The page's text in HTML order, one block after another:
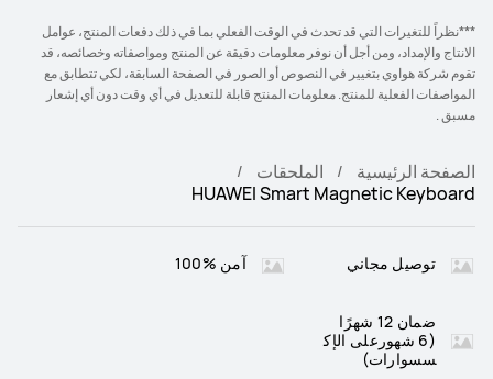
***نظراً للتغيرات التي قد تحدث في الوقت الفعلي بما في ذلك دفعات المنتج، عوامل
الانتاج والإمداد، ومن أجل أن نوفر معلومات دقيقة عن المنتج ومواصفاته وخصائصه، قد
تقوم شركة هواوي بتغيير في النصوص أو الصور في الصفحة السابقة، لكي تتطابق مع
المواصفات الفعلية للمنتج. معلومات المنتج قابلة للتعديل في أي وقت دون أي إشعار
مسبق .
الصفحة الرئيسية
الملحقات
HUAWEI Smart Magnetic Keyboard
توصيل مجاني آمن %100
ضمان 12 شهرًا
(6 شهورعلى الإك
سسوارات)